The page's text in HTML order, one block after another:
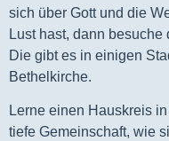
sich über Gott und die
Lust hast, dann
Die gibt es in einigen
Bethelkirche.
Lerne einen Hauskreis
tiefe Gemeinschaft, wie